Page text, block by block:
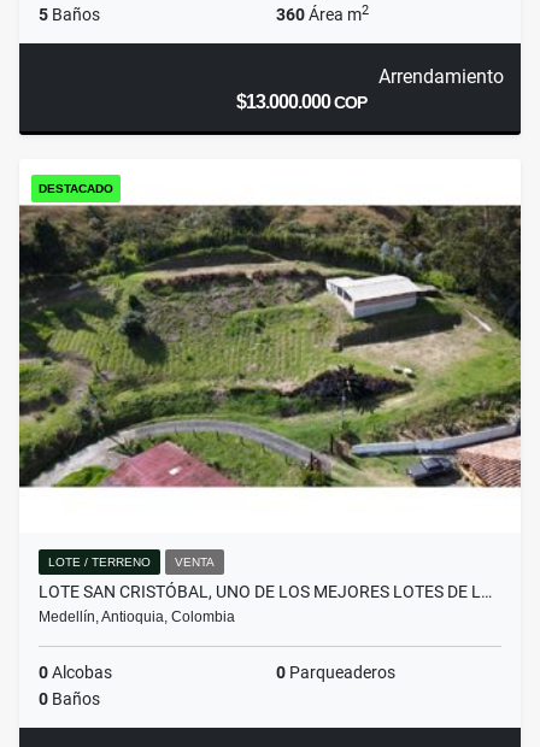
5 Baños 360Área m2
Arrendamiento
$13.000.000COP
DESTACADO
LOTE / TERRENO VENTA
LOTE SAN CRISTÓBAL, UNO DE LOS MEJORES LOTES DE L…
Medellín, Antioquia, Colombia
0Alcobas 0 Parqueaderos
0 Baños